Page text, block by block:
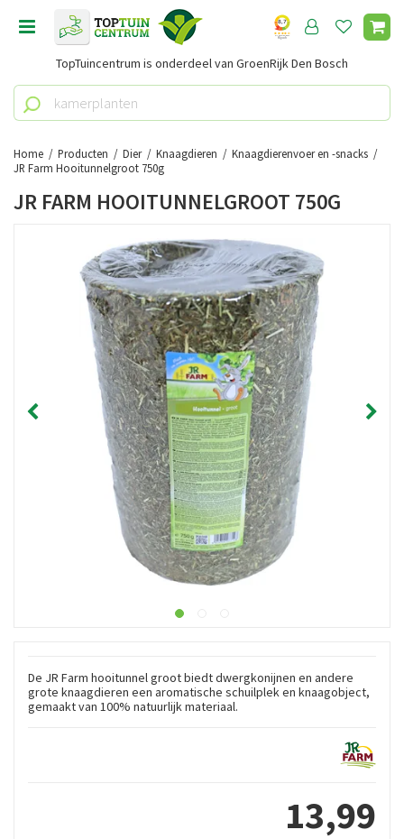
Home Producten Dier Knaagdieren
Knaagdierenvoer en -snacks
JR Farm Hooitunnelgroot 750g
TopTuincentrum is onderdeel van GroenRijk Den Bosch
JR FARM HOOITUNNELGROOT 750G
De JR Farm hooitunnel groot biedt dwergkonijnen en andere
grote knaagdieren een aromatische schuilplek en knaagobject,
gemaakt van 100% natuurlijk materiaal.
13,99